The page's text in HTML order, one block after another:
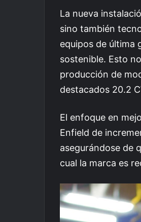
La nueva
sino también
equipos de última
sostenible. Esto
producción de
destacados 20.2
El enfoque en
Enfield de
asegurándose de
cual la marca es